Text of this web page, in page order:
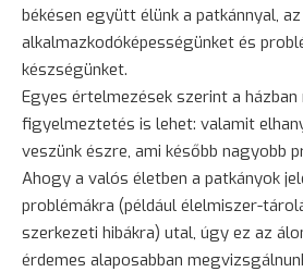
békésen együtt élünk a patkánnyal,
alkalmazkodóképességünket és
készségünket.
Egyes értelmezések szerint a
figyelmeztetés is lehet: valamit
veszünk észre, ami később nagyobb
Ahogy a valós életben a patkányok
problémákra (például élelmiszer-
szerkezeti hibákra) utal, úgy ez az
érdemes alaposabban